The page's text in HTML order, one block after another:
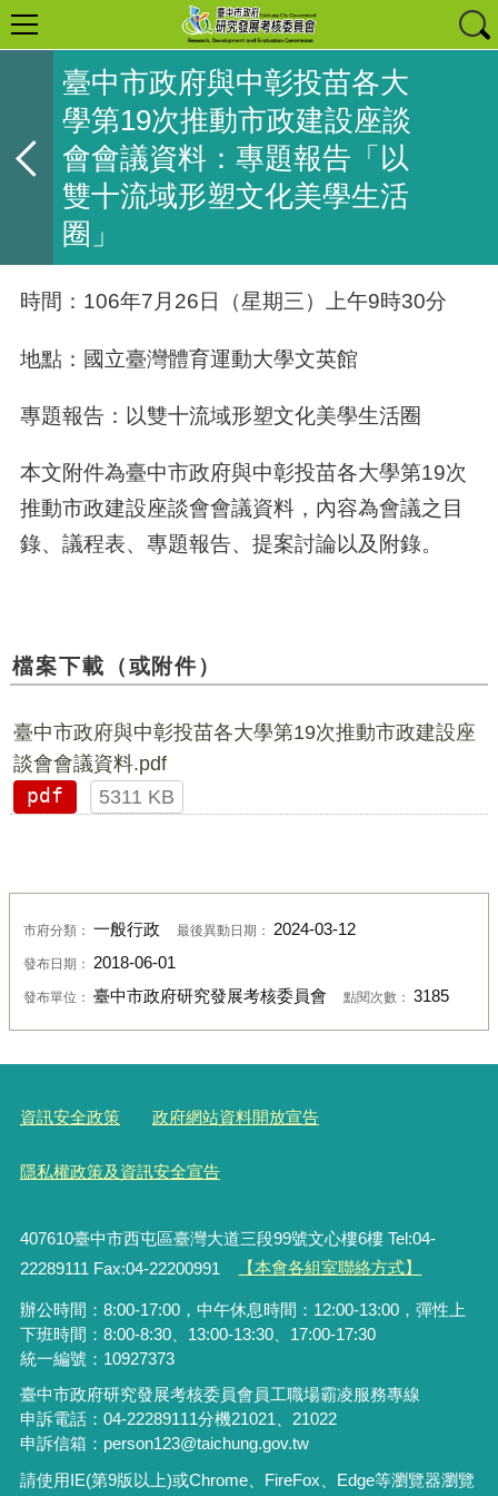
臺中市政府與中彰投苗各大
學第19次推動市政建設座談
會會議資料：專題報告「以
雙十流域形塑文化美學生活
圈」
時間：106年7月26日（星期三）上午9時30分
地點：國立臺灣體育運動大學文英館
專題報告：以雙十流域形塑文化美學生活圈
本文附件為臺中市政府與中彰投苗各大學第19次
推動市政建設座談會會議資料，內容為會議之目
錄、議程表、專題報告、提案討論以及附錄。
檔案下載（或附件）
臺中市政府與中彰投苗各大學第19次推動市政建設座
談會會議資料.pdf
pdf
5311 KB
市府分類： 一般行政 最後異動日期： 2024-03-12
發布日期： 2018-06-01
發布單位： 臺中市政府研究發展考核委員會 點閱次數： 3185
資訊安全政策 政府網站資料開放宣告
隱私權政策及資訊安全宣告
407610臺中市西屯區臺灣大道三段99號文心樓6樓 Tel:04-
22289111 Fax:04-22200991
【本會各組室聯絡方式】
辦公時間：8:00-17:00，中午休息時間：12:00-13:00，彈性上
下班時間：8:00-8:30、13:00-13:30、17:00-17:30
統一編號：10927373
臺中市政府研究發展考核委員會員工職場霸凌服務專線
申訴電話：04-22289111分機21021、21022
申訴信箱：person123@taichung.gov.tw
請使用IE(第9版以上)或Chrome、FireFox、Edge等瀏覽器瀏覽